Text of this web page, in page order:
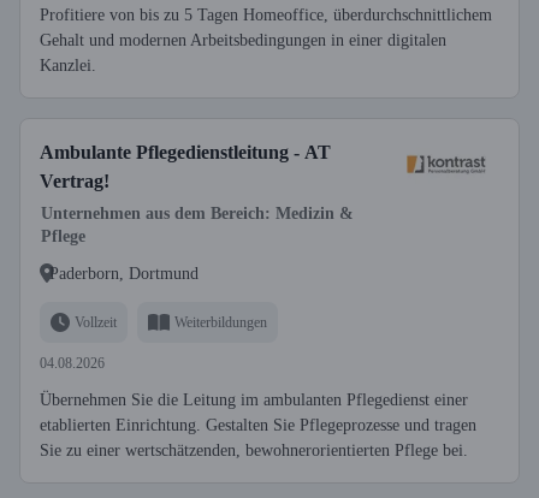
Profitiere von bis zu 5 Tagen Homeoffice, überdurchschnittlichem
Gehalt und modernen Arbeitsbedingungen in einer digitalen
Kanzlei.
Ambulante Pflegedienstleitung - AT
Vertrag!
Unternehmen aus dem Bereich: Medizin &
Pflege
Paderborn, Dortmund
Vollzeit Weiterbildungen
04.08.2026
Übernehmen Sie die Leitung im ambulanten Pflegedienst einer
etablierten Einrichtung. Gestalten Sie Pflegeprozesse und tragen
Sie zu einer wertschätzenden, bewohnerorientierten Pflege bei.